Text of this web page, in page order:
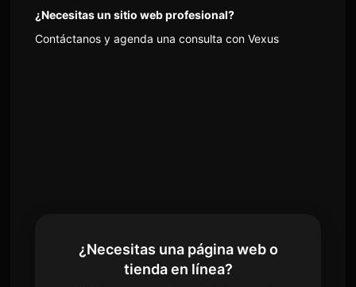
¿Necesitas un sitio web profesional?
Contáctanos y agenda una consulta con Vexus
¿Necesitas una página web o
tienda en línea?